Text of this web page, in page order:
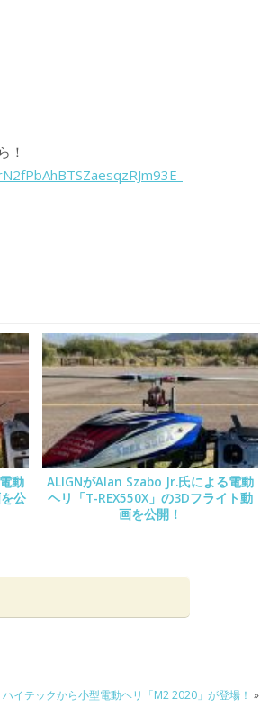
！
動
公
ALIGNがAlan Szabo Jr.氏による電動
ヘリ「T-REX550X」の3Dフライト動
画を公開！
ハイテックから小型電動ヘリ「M2 2020」が登場！ »